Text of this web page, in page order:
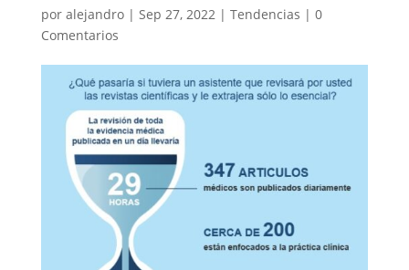
por alejandro| Sep 27, 2022| Tendencias | 0
Comentarios